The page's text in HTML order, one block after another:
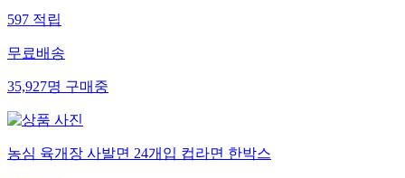
597 적립
무료배송
35,927명 구매중
농심 육개장 사발면 24개입 컵라면 한박스